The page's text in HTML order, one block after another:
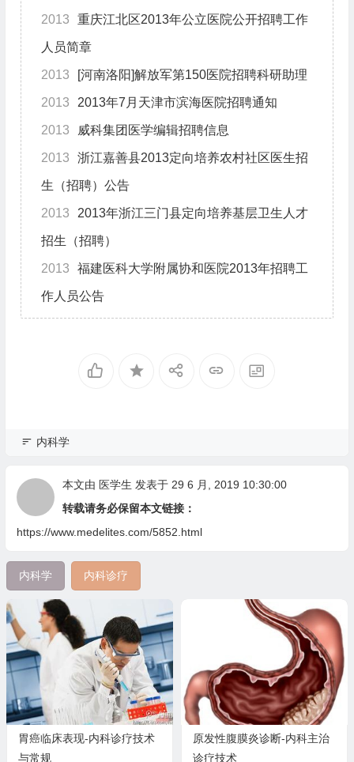
2013 重庆江北区2013年公立医院公开招聘工作
人员简章
2013 [河南洛阳]解放军第150医院招聘科研助理
2013 2013年7月天津市滨海医院招聘通知
2013 威科集团医学编辑招聘信息
2013 浙江嘉善县2013定向培养农村社区医生招
生（招聘）公告
2013 2013年浙江三门县定向培养基层卫生人才
招生（招聘）
2013 福建医科大学附属协和医院2013年招聘工
作人员公告
内科学
本文由 医学生 发表于 29 6 月, 2019 10:30:00
转载请务必保留本文链接：
https://www.medelites.com/5852.html
内科学 内科诊疗
胃癌临床表现-内科诊疗技术
与常规
原发性腹膜炎诊断-内科主治
诊疗技术